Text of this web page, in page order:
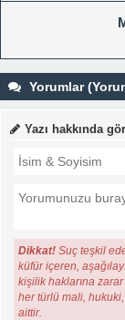
Yorumlar
Yazı hakkında
Dikkat! Suç teşkil
küfür içeren,
kişilik haklarına
her türlü mali,
aittir.